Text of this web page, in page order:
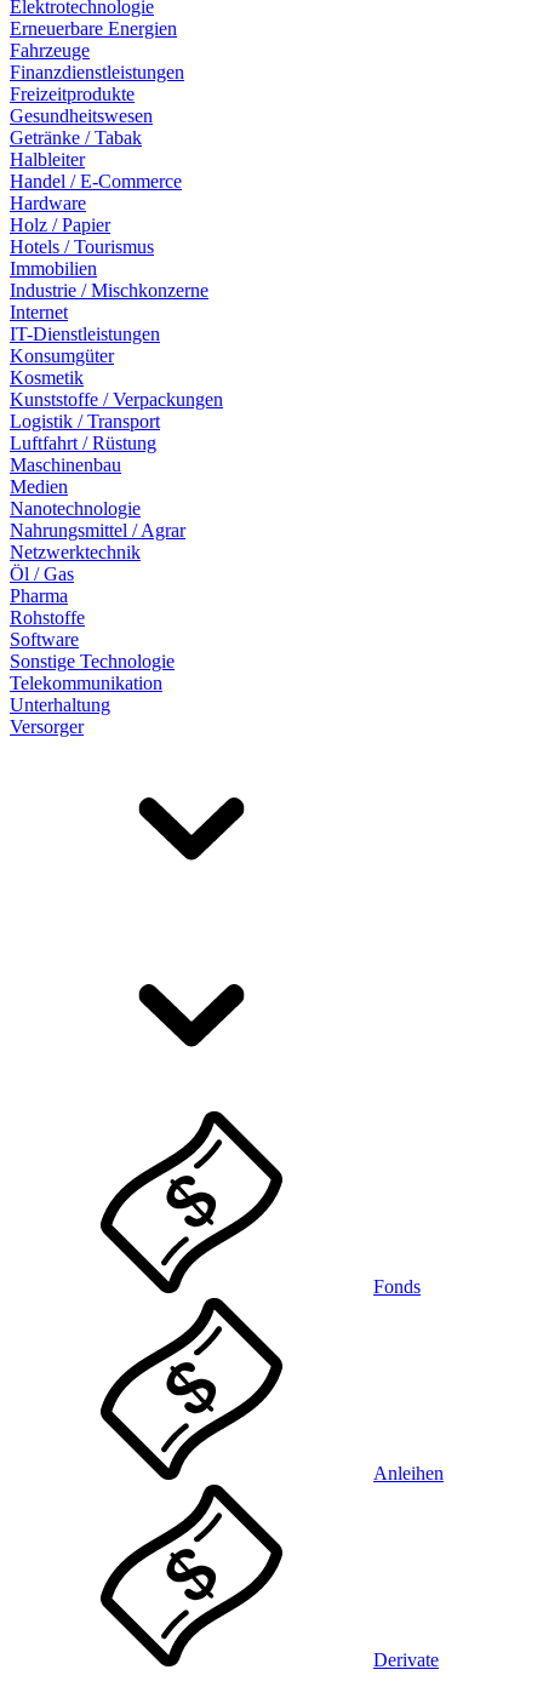
Elektrotechnologie
Erneuerbare Energien
Fahrzeuge
Finanzdienstleistungen
Freizeitprodukte
Gesundheitswesen
Getränke / Tabak
Halbleiter
Handel / E-Commerce
Hardware
Holz / Papier
Hotels / Tourismus
Immobilien
Industrie / Mischkonzerne
Internet
IT-Dienstleistungen
Konsumgüter
Kosmetik
Kunststoffe / Verpackungen
Logistik / Transport
Luftfahrt / Rüstung
Maschinenbau
Medien
Nanotechnologie
Nahrungsmittel / Agrar
Netzwerktechnik
Öl / Gas
Pharma
Rohstoffe
Software
Sonstige Technologie
Telekommunikation
Unterhaltung
Versorger
Fonds
Anleihen
Derivate